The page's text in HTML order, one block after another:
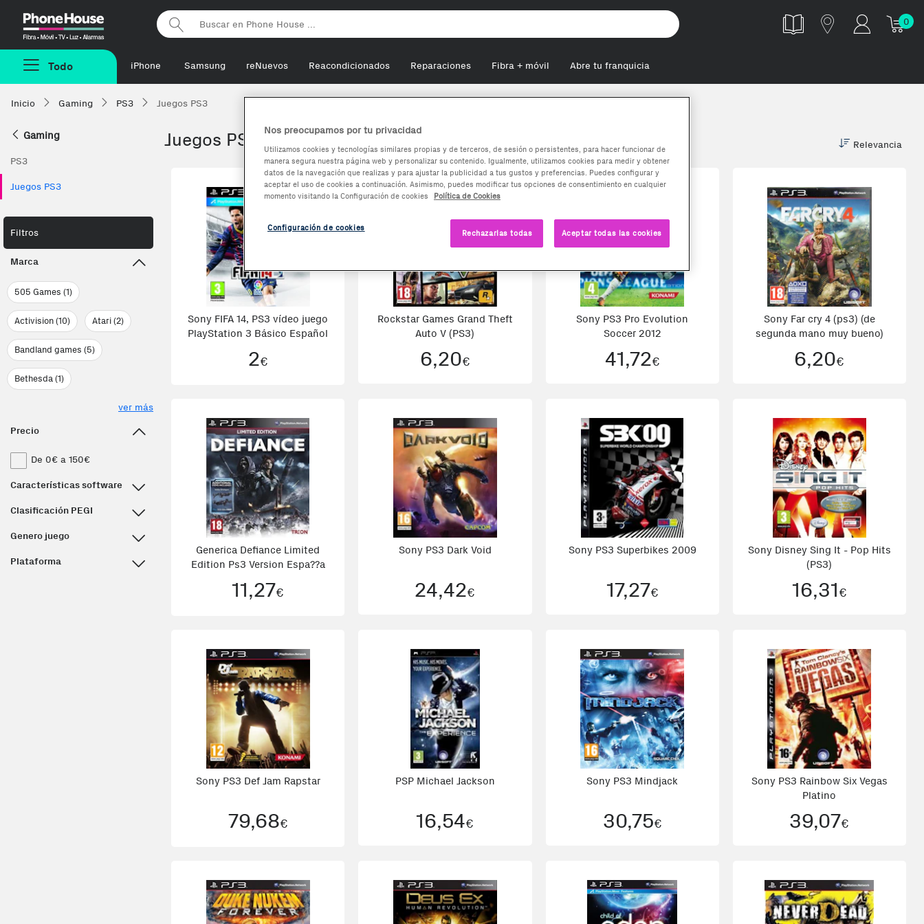
Phonehouse
0
Todo iPhone Samsung reNuevos Reacondicionados Reparaciones Fibra + móvil Abre tu franquicia
Inicio Gaming PS3 Juegos PS3
Gaming
PS3
Juegos PS3
Filtros
Marca
505 Games (1)
Activision (10) Atari (2)
Bandland games (5)
Bethesda (1)
ver más
Precio
De 0€ a 150€
Características software
Clasificación PEGI
Genero juego
Plataforma
Juegos PS3 Relevancia
Sony FIFA 14, PS3 vídeo juego
PlayStation 3 Básico Español
2€
Rockstar Games Grand Theft
Auto V (PS3)
6,20€
Sony PS3 Pro Evolution
Soccer 2012
41,72€
Sony Far cry 4 (ps3) (de
segunda mano muy bueno)
6,20€
Generica Defiance Limited
Edition Ps3 Version Espa??a
11,27€
Sony PS3 Dark Void
24,42€
Sony PS3 Superbikes 2009
17,27€
Sony Disney Sing It - Pop Hits
(PS3)
16,31€
Sony PS3 Def Jam Rapstar
79,68€
PSP Michael Jackson
16,54€
Sony PS3 Mindjack
30,75€
Sony PS3 Rainbow Six Vegas
Platino
39,07€
Nos preocupamos por tu privacidad
Utilizamos cookies y tecnologías similares propias y de terceros, de sesión o persistentes, para hacer funcionar de
manera segura nuestra página web y personalizar su contenido. Igualmente, utilizamos cookies para medir y obtener
datos de la navegación que realizas y para ajustar la publicidad a tus gustos y preferencias. Puedes configurar y
aceptar el uso de cookies a continuación. Asimismo, puedes modificar tus opciones de consentimiento en cualquier
momento visitando la Configuración de cookies
Política de Cookies
Rechazarlas todas Aceptar todas las cookies
Configuración de cookies